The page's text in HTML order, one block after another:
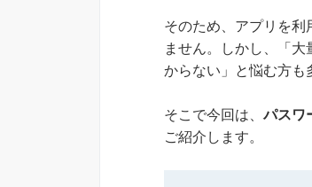
そのため、アプリを利
ません。しかし、「
からない」と悩む方も
そこで今回は、パスワ
ご紹介します。